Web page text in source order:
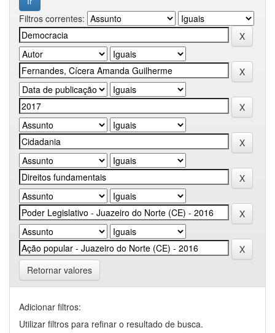
Filtros correntes:
Retornar valores
Adicionar filtros:
Utilizar filtros para refinar o resultado de busca.